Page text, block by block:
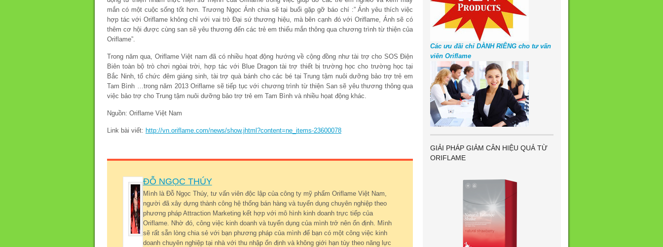
mắn có một cuộc sống tốt hơn. Trương Ngọc Ánh chia sẽ tại buổi gặp gỡ báo chí :” Ánh yêu thích việc
hợp tác với Oriflame không chỉ với vai trò Đại sứ thương hiệu, mà bên cạnh đó với Oriflame, Ánh sẽ có
thêm cơ hội được cùng san sẽ yêu thương đến các trẻ em thiếu mắn thông qua chương trình từ thiện của
Oriflame”.
Trong năm qua, Oriflame Việt nam đã có nhiều họat động hướng về cộng đồng như tài trợ cho SOS Điện
Biên toàn bộ trò chơi ngòai trời, hợp tác với Blue Dragon tài trợ thiết bị trường học cho trường học tại
Bắc Ninh, tổ chức đêm giáng sinh, tài trợ quà bánh cho các bé tại Trung tậm nuôi dưỡng bảo trợ trẻ em
Tam Bình …trong năm 2013 Oriflame sẽ tiếp tục với chương trình từ thiện San sẽ yêu thương thông qua
việc bảo trợ cho Trung tậm nuôi dưỡng bảo trợ trẻ em Tam Bình và nhiều họat động khác.
Nguồn: Oriflame Việt Nam
Link bài viết: http://vn.oriflame.com/news/show.jhtml?content=ne_items-23600078
ĐỖ NGỌC THÚY
Mình là Đỗ Ngọc Thúy, tư vấn viên độc lập của công ty mỹ phẩm Oriflame Việt Nam,
người đã xây dựng thành công hệ thống bán hàng và tuyển dụng chuyên nghiệp theo
phương pháp Attraction Marketing kết hợp với mô hình kinh doanh trực tiếp của
Oriflame. Nhờ đó, công việc kinh doanh và tuyển dụng của mình trở nên ổn định. Mình
sẽ rất sẵn lòng chia sẻ với bạn phương pháp của mình để bạn có một công việc kinh
doanh chuyên nghiệp tại nhà với thu nhập ổn định và không giới hạn tùy theo năng lực
Các ưu đãi chỉ DÀNH RIÊNG cho tư vấn
viên Oriflame
GIẢI PHÁP GIẢM CÂN HIỆU QUẢ TỪ
ORIFLAME